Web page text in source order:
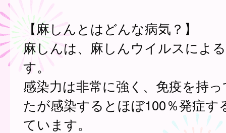
【麻しんとはどんな病気？】
麻しんは、麻しんウイルスによ
す。
感染力は非常に強く、免疫を持
たが感染するとほぼ100％発症す
ています。